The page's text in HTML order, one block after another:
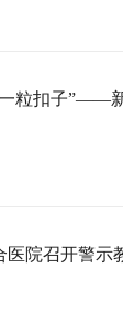
粒扣子”——
医院召开警示